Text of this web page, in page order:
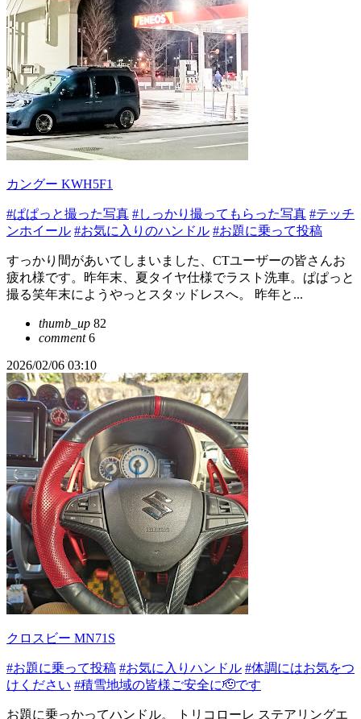
カングー KWH5F1
#ぱぱっと撮った写真 #しっかり撮ってもらった写真 #テッチ
ンホイール #お気に入りのハンドル #お題に乗って投稿
すっかり間があいてしまいました、CTユーザーの皆さんお
疲れ様です。昨年末、夏タイヤ仕様でラスト洗車。ぱぱっと
撮る笑年末にようやっとスタッドレスへ。 昨年と...
thumb_up 82
comment6
2026/02/06 03:10
クロスビー MN71S
#お題に乗って投稿 #お気に入りハンドル #体調にはお気をつ
けください #積雪地域の皆様ご安全に🫡です
お題に乗っかってハンドル。 トリコローレ ステアリングエ